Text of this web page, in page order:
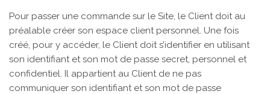
Pour passer une commande sur le Site, le Client doit au
préalable créer son espace client personnel. Une fois
créé, pour y accéder, le Client doit s’identifier en utilisant
son identifiant et son mot de passe secret, personnel et
confidentiel. Il appartient au Client de ne pas
communiquer son identifiant et son mot de passe